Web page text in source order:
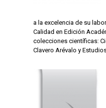
a la excelencia de su
Calidad en Edición
colecciones científicas:
Clavero Arévalo y